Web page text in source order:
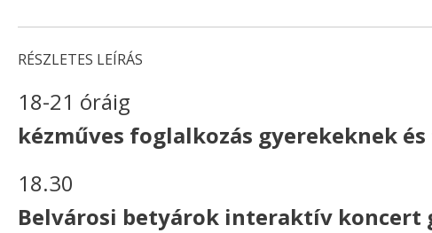
RÉSZLETES LEÍRÁS
18-21 óráig
kézműves foglalkozás gyerekeknek
18.30
Belvárosi betyárok interaktív koncert